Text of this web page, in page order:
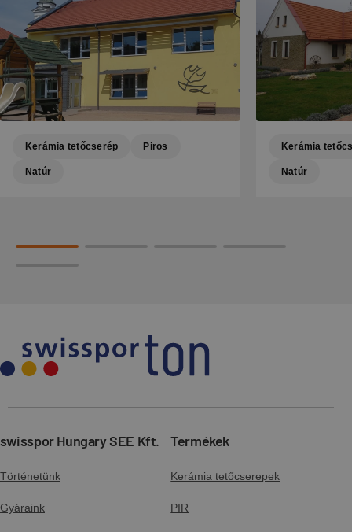
Kerámia tetőcserép Piros
Natúr
Kerámia
Natúr
swisspor Hungary SEE Kft.
Történetünk
Gyáraink
Termékek
Kerámia tetőcserepek
PIR